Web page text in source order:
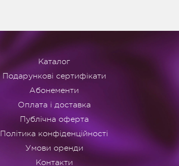
Каталог
Подарункові сертифікати
Абонементи
Оплата і доставка
Публічна оферта
Політика конфіденційності
Умови оренди
Контакти